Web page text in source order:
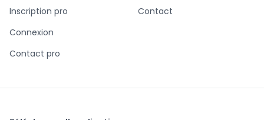
Inscription pro
Connexion
Contact pro
Contact